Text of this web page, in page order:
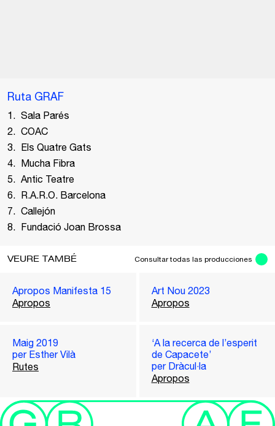
Ruta GRAF
Sala Parés
COAC
Els Quatre Gats
Mucha Fibra
Antic Teatre
R.A.R.O. Barcelona
Callejón
Fundació Joan Brossa
VEURE TAMBÉ Consultar todas las producciones
Apropos Manifesta 15
Apropos
Art Nou 2023
Apropos
Maig 2019
per Esther Vilà
Rutes
‘A la recerca de l’esperit
de Capacete’
per Dràcul·la
Apropos